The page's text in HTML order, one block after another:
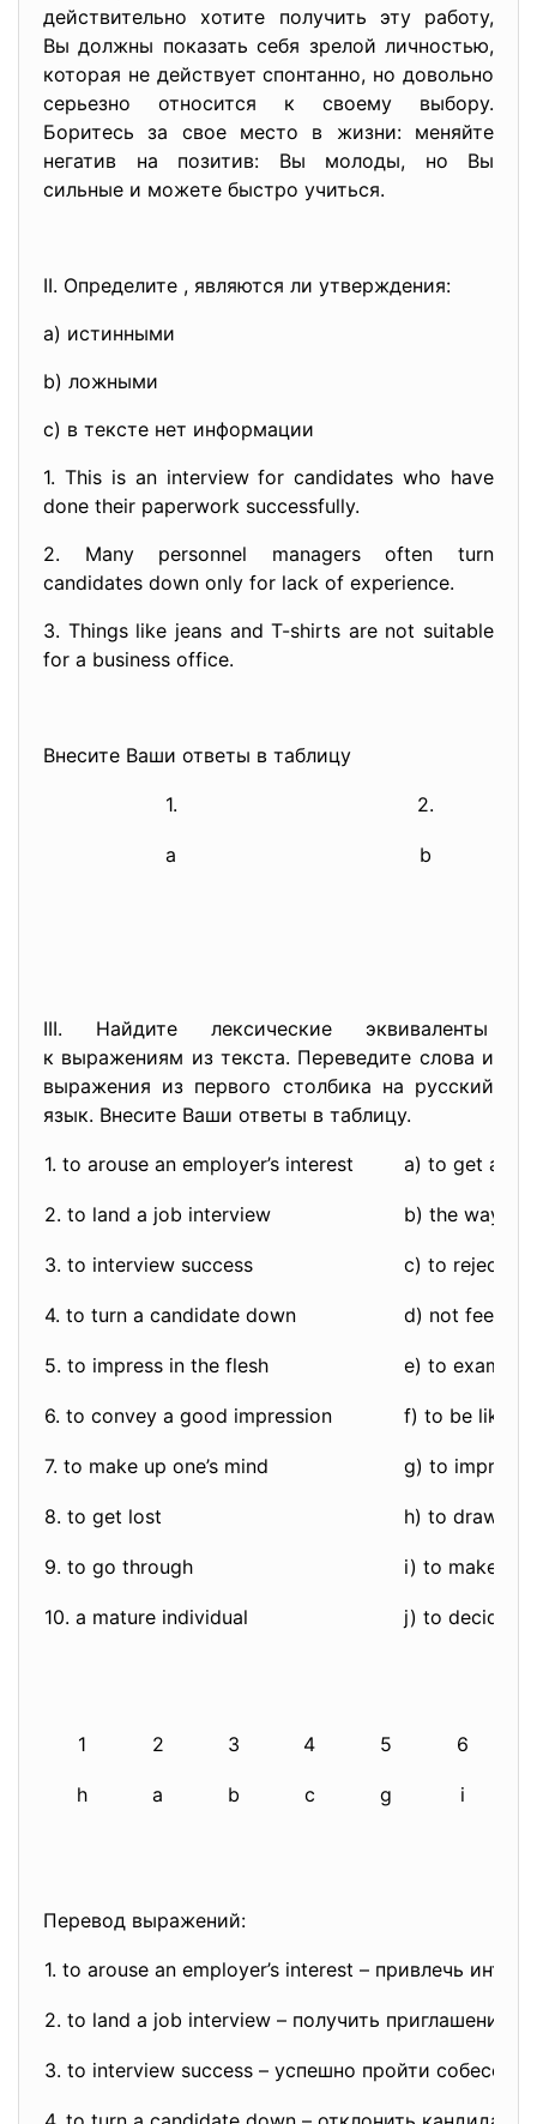
действительно хотите получить эту работу,
Вы должны показать себя зрелой личностью,
которая не действует спонтанно, но довольно
серьезно относится к своему выбору.
Боритесь за свое место в жизни: меняйте
негатив на позитив: Вы молоды, но Вы
сильные и можете быстро учиться.
II. Определите , являются ли утверждения:
а) истинными
b) ложными
c) в тексте нет информации
1. This is an interview for candidates who have
done their paperwork successfully.
2. Many personnel managers often turn
candidates down only for lack of experience.
3. Things like jeans and T-shirts are not suitable
for a business office.
Внесите Ваши ответы в таблицу
1. 2.
a b
III. Найдите лексические эквиваленты
к выражениям из текста. Переведите слова и
выражения из первого столбика на русский
язык. Внесите Ваши ответы в таблицу.
1. to arouse an employer’s interest a) to get an
2. to land a job interview b) the way to
3. to interview success c) to reject a
4. to turn a candidate down d) not feeling
5. to impress in the flesh e) to examine
6. to convey a good impression f) to be like
7. to make up one’s mind g) to impress
8. to get lost h) to draw
9. to go through i) to make a
10. a mature individual j) to decide
1 2 3 4 5 6
h a b c g i
Перевод выражений:
1. to arouse an employer’s interest – привлечь
2. to land a job interview – получить приглашение
3. to interview success – успешно пройти